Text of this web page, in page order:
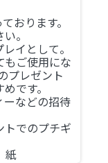
おります。
。
イとして。
もご使用にな
プレゼント
です。
ーなどの招待
トでのプチギ
紙